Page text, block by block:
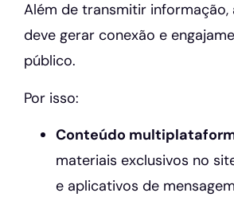
Além de transmitir informação,
deve gerar conexão e
público.
Por isso:
Conteúdo
materiais exclusivos no
e aplicativos de